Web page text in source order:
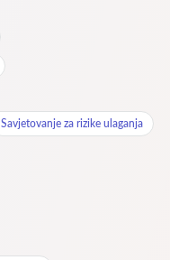
Savjetovanje za rizike ulaganja